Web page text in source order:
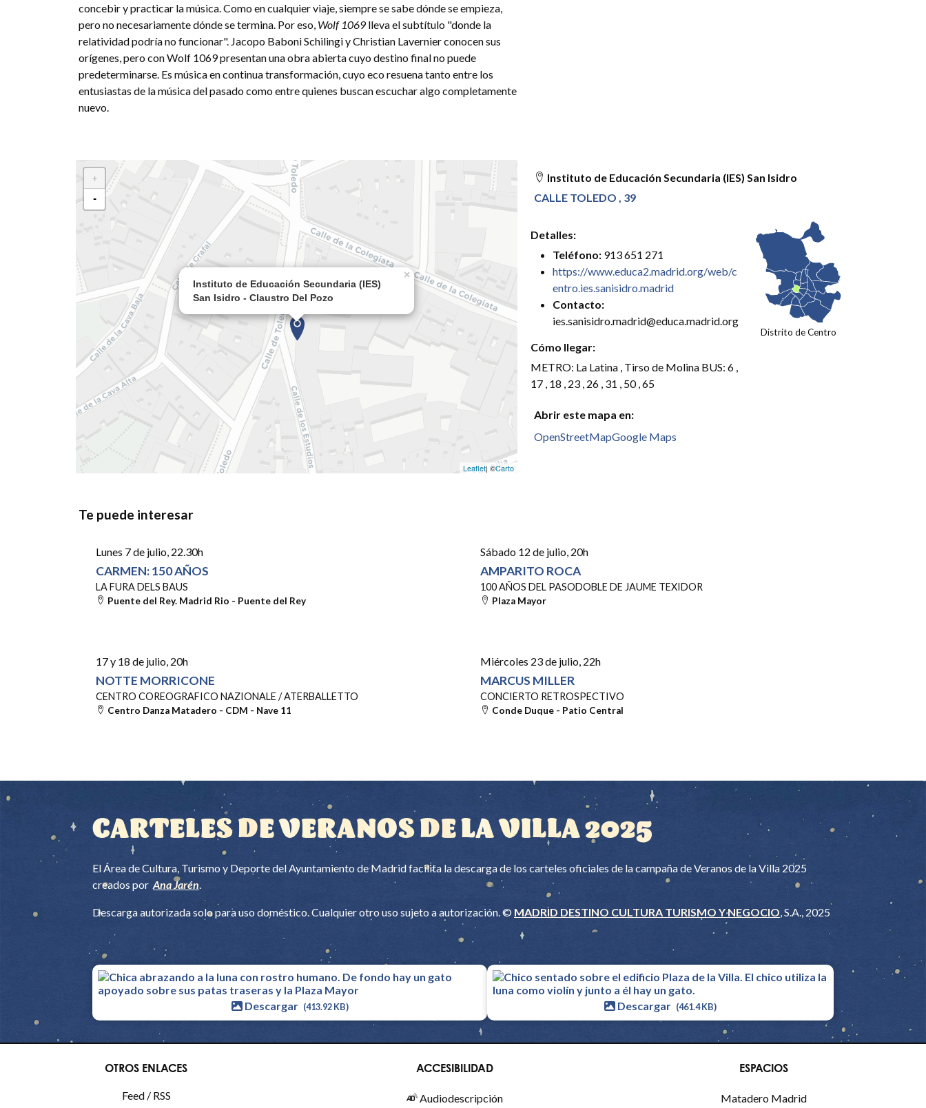
concebir y practicar la música. Como en cualquier viaje, siempre se sabe dónde se empieza,
pero no necesariamente dónde se termina. Por eso, Wolf 1069 lleva el subtítulo "donde la
relatividad podría no funcionar". Jacopo Baboni Schilingi y Christian Lavernier conocen sus
orígenes, pero con Wolf 1069 presentan una obra abierta cuyo destino final no puede
predeterminarse. Es música en continua transformación, cuyo eco resuena tanto entre los
entusiastas de la música del pasado como entre quienes buscan escuchar algo completamente
nuevo.
×
Instituto de Educación Secundaria (IES)
San Isidro - Claustro Del Pozo
+
-
Leaflet| ©Carto
Instituto de Educación Secundaria (IES) San Isidro
CALLE TOLEDO , 39
Detalles:
Teléfono: 913 651 271
https://www.educa2.madrid.org/web/c
entro.ies.sanisidro.madrid
Contacto:
ies.sanisidro.madrid@educa.madrid.org
Cómo llegar:
METRO: La Latina , Tirso de Molina BUS: 6 ,
17 , 18 , 23 , 26 , 31 , 50 , 65
Distrito de Centro
Abrir este mapa en:
OpenStreetMapGoogle Maps
Te puede interesar
Lunes 7 de julio , 22.30h
CARMEN: 150 AÑOS
LA FURA DELS BAUS
Puente del Rey. Madrid Rio - Puente del Rey
Sábado 12 de julio , 20h
AMPARITO ROCA
100 AÑOS DEL PASODOBLE DE JAUME TEXIDOR
Plaza Mayor
17 y 18 de julio , 20h
NOTTE MORRICONE
CENTRO COREOGRAFICO NAZIONALE / ATERBALLETTO
Centro Danza Matadero - CDM - Nave 11
Miércoles 23 de julio , 22h
MARCUS MILLER
CONCIERTO RETROSPECTIVO
Conde Duque - Patio Central
CARTELES DE VERANOS DE LA VILLA 2025
El Área de Cultura, Turismo y Deporte del Ayuntamiento de Madrid facilita la descarga de los carteles oficiales de la campaña de Veranos de la Villa 2025
creados por Ana Jarén
Descarga autorizada solo para uso doméstico. Cualquier otro uso sujeto a autorización. © MADRID DESTINO CULTURA TURISMO Y NEGOCIO , S.A., 2025
Descargar (413.92 KB) Descargar (461.4 KB)
OTROS ENLACES
Feed / RSS
ACCESIBILIDAD
Audiodescripción
ESPACIOS
Matadero Madrid